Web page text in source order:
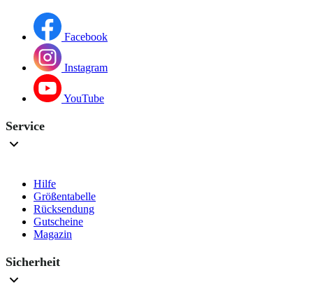
Facebook
Instagram
YouTube
Service
Hilfe
Größentabelle
Rücksendung
Gutscheine
Magazin
Sicherheit